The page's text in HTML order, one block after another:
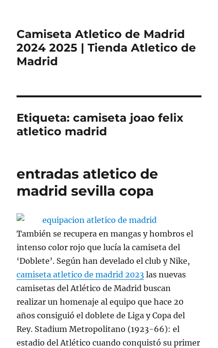
Camiseta Atletico de Madrid
2024 2025 | Tienda Atletico de
Madrid
Etiqueta:camiseta joao felix
atletico madrid
entradas atletico de
madrid sevilla copa
También se recupera en mangas y hombros el
intenso color rojo que lucía la camiseta del
‘Doblete’. Según han develado el club y Nike,
camiseta atletico de madrid 2023 las nuevas
camisetas del Atlético de Madrid buscan
realizar un homenaje al equipo que hace 20
años consiguió el doblete de Liga y Copa del
Rey. Stadium Metropolitano (1923-66): el
estadio del Atlético cuando conquistó su primer